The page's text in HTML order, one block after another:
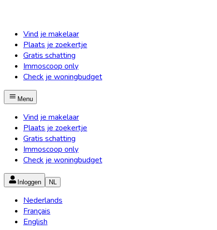
Vind je makelaar
Plaats je zoekertje
Gratis schatting
Immoscoop only
Check je woningbudget
Menu
Vind je makelaar
Plaats je zoekertje
Gratis schatting
Immoscoop only
Check je woningbudget
Inloggen NL
Nederlands
Français
English